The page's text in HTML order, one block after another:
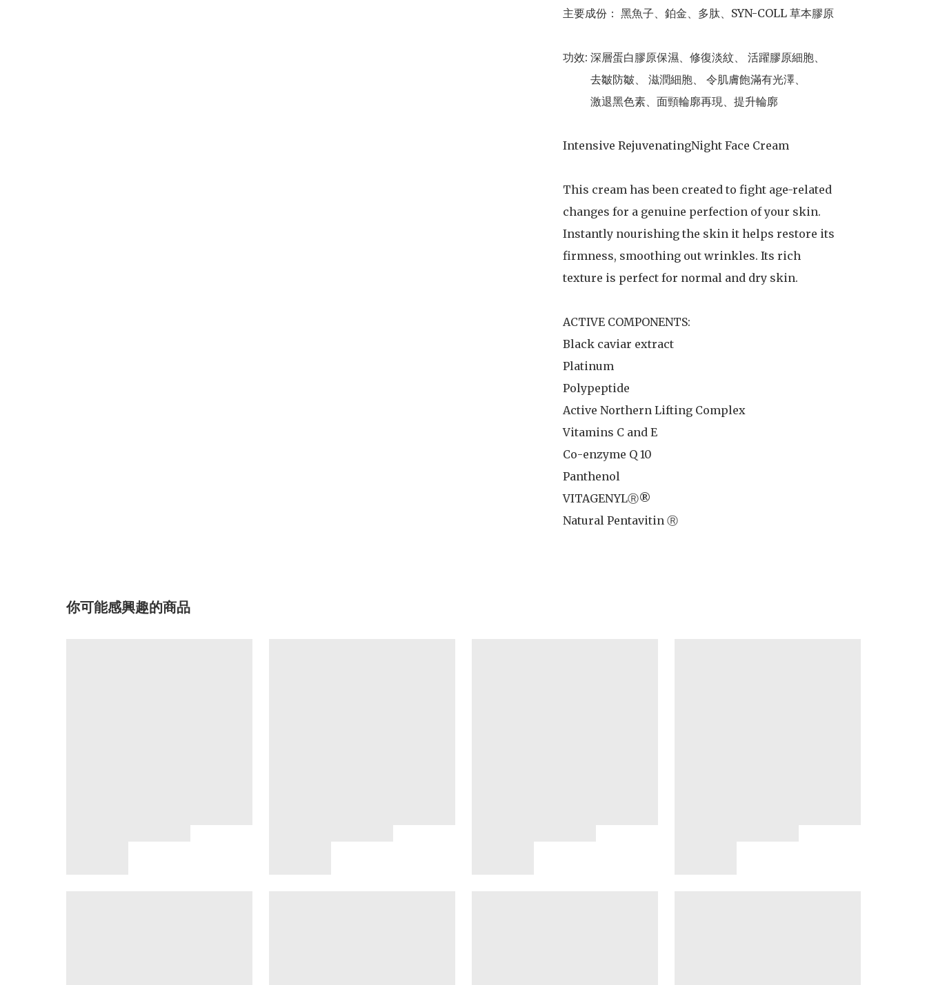
主要成份： 黑魚子、鉑金、多肽、SYN-COLL 草本膠原
功效: 深層蛋白膠原保濕、修復淡紋、 活躍膠原細胞、
Intensive RejuvenatingNight Face Cream
This cream has been created to fight age-related
changes for a genuine perfection of your skin.
Instantly nourishing the skin it helps restore its
firmness, smoothing out wrinkles. Its rich
texture is perfect for normal and dry skin.
ACTIVE COMPONENTS:
Black caviar extract
Platinum
Polypeptide
Active Northern Lifting Complex
Vitamins C and E
Co-enzyme Q 10
Panthenol
VITAGENYLⓇ®
Natural Pentavitin Ⓡ
你可能感興趣的商品